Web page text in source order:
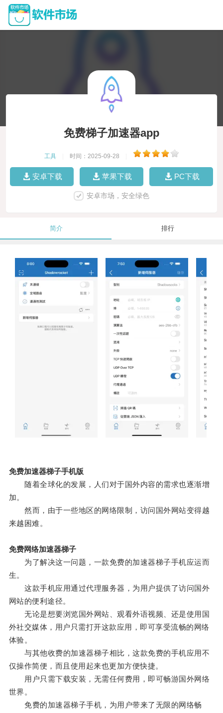
免费梯子加速器app
工具 时间：2025-09-28
安卓下载 苹果下载 PC下载
安卓市场，安全绿色
简介 排行
免费加速器梯子手机版
随着全球化的发展，人们对于国外内容的需求也逐渐增
加。
然而，由于一些地区的网络限制，访问国外网站变得越
来越困难。
免费网络加速器梯子
为了解决这一问题，一款免费的加速器梯子手机应运而
生。
这款手机应用通过代理服务器，为用户提供了访问国外
网站的便利途径。
无论是想要浏览国外网站、观看外语视频、还是使用国
外社交媒体，用户只需打开这款应用，即可享受流畅的网络
体验。
与其他收费的加速器梯子相比，这款免费的手机应用不
仅操作简便，而且使用起来也更加方便快捷。
用户只需下载安装，无需任何费用，即可畅游国外网络
世界。
免费的加速器梯子手机，为用户带来了无限的网络畅